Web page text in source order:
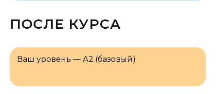
Ваш уровень — А2 (базовый)
ПОСЛЕ КУРСА